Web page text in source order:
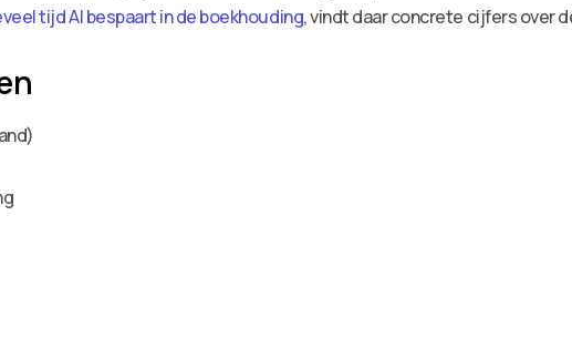
tijd AI bespaart in de boekhouding, vindt daar concrete cijfers over